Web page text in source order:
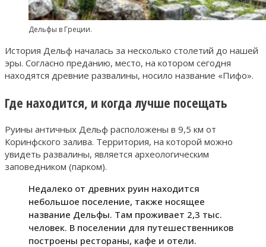
Дельфы в Греции.
История Дельф началась за несколько столетий до нашей
эры. Согласно преданию, место, на котором сегодня
находятся древние развалины, носило название «Пифо».
Где находится, и когда лучше посещать
Руины античных Дельф расположены в 9,5 км от
Коринфского залива. Территория, на которой можно
увидеть развалины, является археологическим
заповедником (парком).
Недалеко от древних руин находится
небольшое поселение, также носящее
название Дельфы. Там проживает 2,3 тыс.
человек. В поселении для путешественников
построены рестораны, кафе и отели.